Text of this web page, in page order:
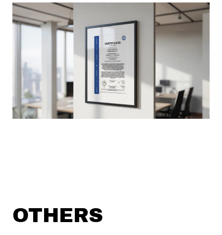
OTHERS